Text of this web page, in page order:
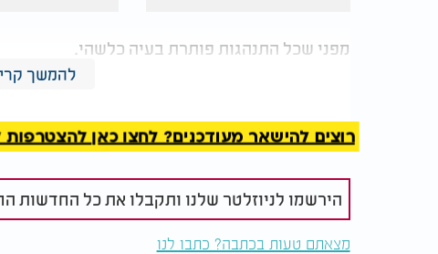
מפני שכל התנהגות פותרת בעיה כלשהי.
הכעס נותן כוח. הדחיינות נותנת הקלה. העישון
כל עוד האדם רואה רק את הנזק של ההתנהגות
הוא רואה רק את הנזק. אם הוא לא רואה את הרווח
ליפול.
לכן השאלה אינה: למה אני עושה טעויות?
להמשך
רוצים להישאר מעודכנים? לחצו כאן להצטרפות
הירשמו לניוזלטר שלנו ותקבלו את כל החדשות
מצאתם טעות בכתבה? כתבו לנו